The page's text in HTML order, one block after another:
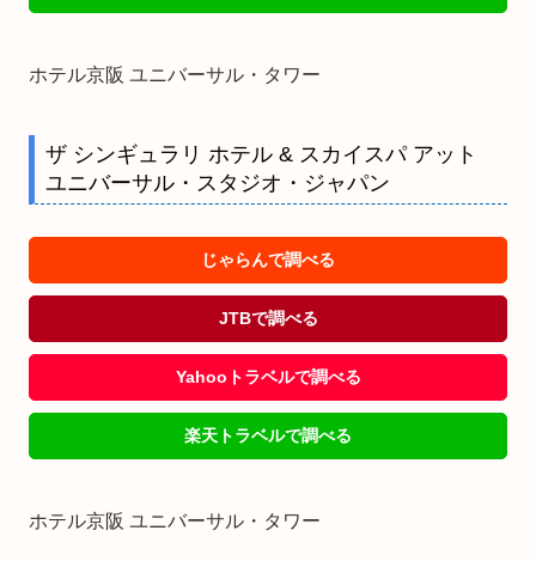
ホテル京阪 ユニバーサル・タワー
ザ シンギュラリ ホテル & スカイスパ アット
ユニバーサル・スタジオ・ジャパン
じゃらんで調べる
JTBで調べる
Yahooトラベルで調べる
楽天トラベルで調べる
ホテル京阪 ユニバーサル・タワー